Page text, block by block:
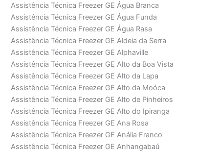
Assistência Técnica Freezer GE Água Branca
Assistência Técnica Freezer GE Água Funda
Assistência Técnica Freezer GE Água Rasa
Assistência Técnica Freezer GE Aldeia da Serra
Assistência Técnica Freezer GE Alphaville
Assistência Técnica Freezer GE Alto da Boa Vista
Assistência Técnica Freezer GE Alto da Lapa
Assistência Técnica Freezer GE Alto da Moóca
Assistência Técnica Freezer GE Alto de Pinheiros
Assistência Técnica Freezer GE Alto do Ipiranga
Assistência Técnica Freezer GE Ana Rosa
Assistência Técnica Freezer GE Anália Franco
Assistência Técnica Freezer GE Anhangabaú